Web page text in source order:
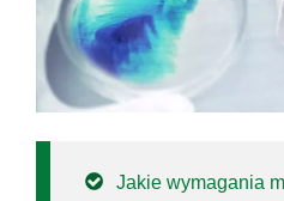
Jakie wymagania